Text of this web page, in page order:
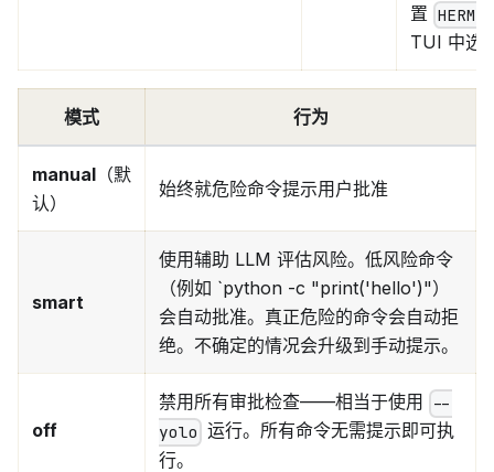
置
TUI 中选
模式 行为
manual （默
认）
始终就危险命令提示用户批准
smart
使用辅助 LLM 评估风险。低风险命令
（例如 `python -c "print('hello')"）
会自动批准。真正危险的命令会自动拒
绝。不确定的情况会升级到手动提示。
off
禁用所有审批检查——相当于使用
--
yolo 运行。所有命令无需提示即可执
行。